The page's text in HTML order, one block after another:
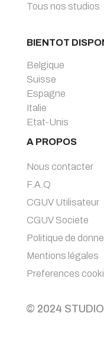
Tous nos studios
BIENTOT
Belgique
Suisse
Espagne
Italie
Etat-Unis
A PROPOS
Nous contacter
F.A.Q
CGUV Utilisateur
CGUV Societe
Politique de
Mentions légales
Preferences
© 2024